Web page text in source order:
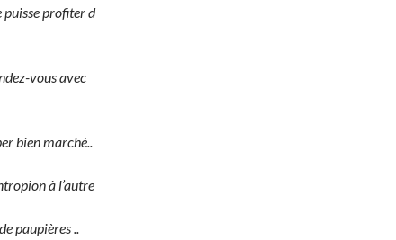
puisse profiter d
vous avec
bien marché..
à l’autre
paupières ..